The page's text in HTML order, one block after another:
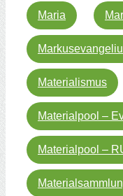
Maria
Materialismus
Materialpool –
Materialpool –